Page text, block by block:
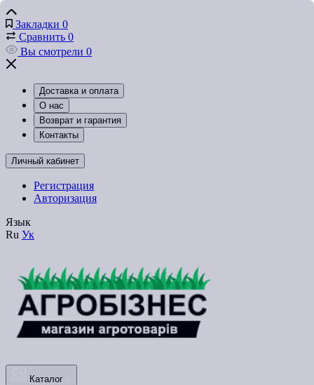
Закладки 0
Сравнить 0
Вы смотрели 0
Доставка и оплата
О нас
Возврат и гарантия
Контакты
Личный кабинет
Регистрация
Авторизация
Язык
Ru Ук
Каталог